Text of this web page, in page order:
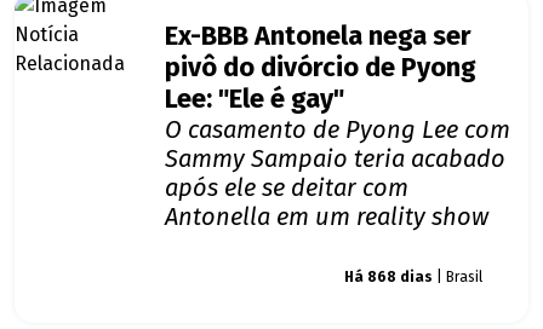
Ex-BBB Antonela nega ser
pivô do divórcio de Pyong
Lee: "Ele é gay"
O casamento de Pyong Lee com
Sammy Sampaio teria acabado
após ele se deitar com
Antonella em um reality show
Há 868 dias | Brasil